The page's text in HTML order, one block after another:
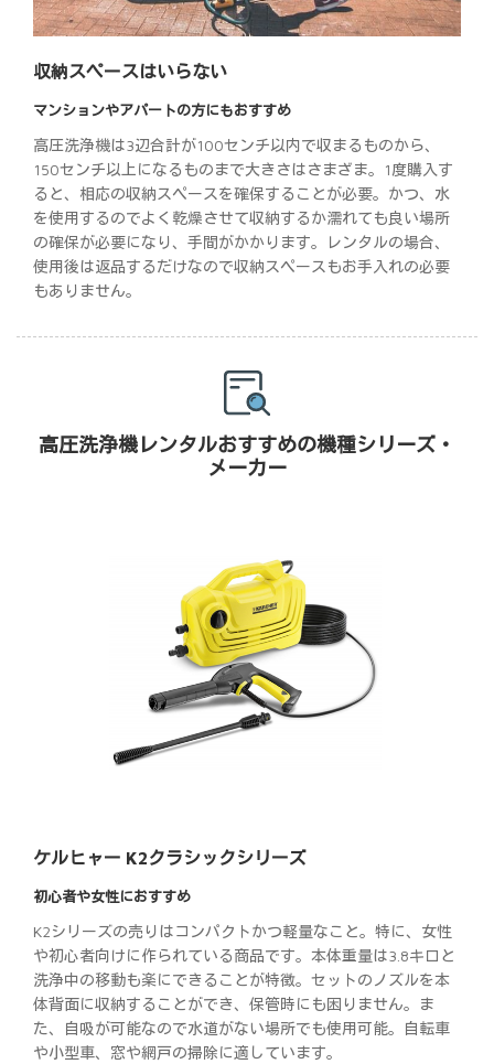
収納スペースはいらない
マンションやアパートの方にもおすすめ
高圧洗浄機は3辺合計が100センチ以内で収まるものから、
150センチ以上になるものまで大きさはさまざま。1度購入す
ると、相応の収納スペースを確保することが必要。かつ、水
を使用するのでよく乾燥させて収納するか濡れても良い場所
の確保が必要になり、手間がかかります。レンタルの場合、
使用後は返品するだけなので収納スペースもお手入れの必要
もありません。
高圧洗浄機レンタルおすすめの機種シリーズ・
メーカー
ケルヒャー K2クラシックシリーズ
初心者や女性におすすめ
K2シリーズの売りはコンパクトかつ軽量なこと。特に、女性
や初心者向けに作られている商品です。本体重量は3.8キロと
洗浄中の移動も楽にできることが特徴。セットのノズルを本
体背面に収納することができ、保管時にも困りません。ま
た、自吸が可能なので水道がない場所でも使用可能。自転車
や小型車、窓や網戸の掃除に適しています。